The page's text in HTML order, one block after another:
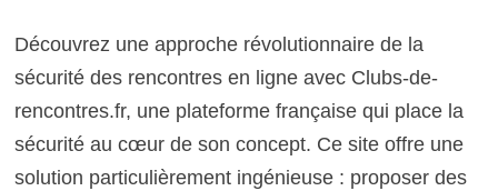
Découvrez une approche révolutionnaire de la
sécurité des rencontres en ligne avec Clubs-de-
rencontres.fr, une plateforme française qui place la
sécurité au cœur de son concept. Ce site offre une
solution particulièrement ingénieuse : proposer des